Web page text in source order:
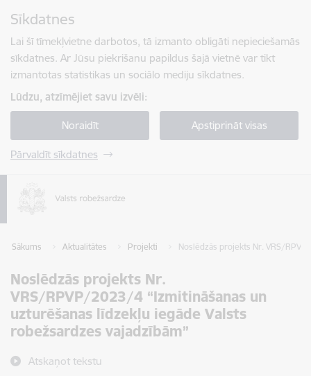
Sīkdatnes
Lai šī tīmekļvietne darbotos, tā izmanto obligāti nepieciešamās
sīkdatnes. Ar Jūsu piekrišanu papildus šajā vietnē var tikt
izmantotas statistikas un sociālo mediju sīkdatnes.
Lūdzu, atzīmējiet savu izvēli:
Noraidīt Apstiprināt visas
Pārvaldīt sīkdatnes
Sākums Aktualitātes Projekti Noslēdzās projekts Nr. VRS/
Noslēdzās projekts Nr.
VRS/RPVP/2023/4 “Izmitināšanas un
uzturēšanas līdzekļu iegāde Valsts
robežsardzes vajadzībām”
Atskaņot tekstu